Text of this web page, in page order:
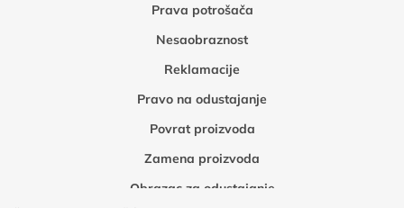
Prava potrošača
Nesaobraznost
Reklamacije
Pravo na odustajanje
Povrat proizvoda
Zamena proizvoda
Obrazac za odustajanje